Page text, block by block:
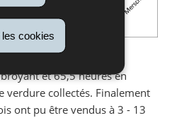
cookies
broyeurs ont travaillé
et 65,5 heures en
verdure collectés. Finalement
ont pu être vendus à 3 - 13